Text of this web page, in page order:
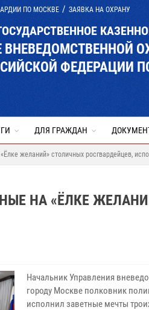
ПО МОСКВЕ ЗАЯВКА НА ОХРАНУ
ВНЕВЕДОМСТВЕННОЙ
ФЕДЕРАЦИИ
ДЛЯ ГРАЖДАН
желаний» столичных росгвардейцев,
НА «ЁЛКЕ
Начальник Управления
городу Москве полковник
исполнил заветные мечты